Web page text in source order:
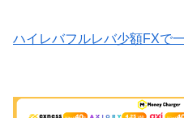
ハイレバフルレバ少額FXで